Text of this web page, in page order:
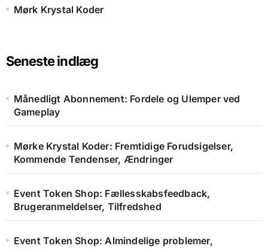
Mørk Krystal Koder
Seneste indlæg
Månedligt Abonnement: Fordele og Ulemper ved
Gameplay
Mørke Krystal Koder: Fremtidige Forudsigelser,
Kommende Tendenser, Ændringer
Event Token Shop: Fællesskabsfeedback,
Brugeranmeldelser, Tilfredshed
Event Token Shop: Almindelige problemer,